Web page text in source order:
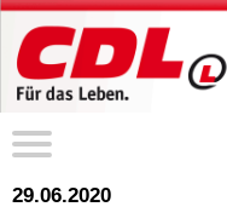
29.06.2020